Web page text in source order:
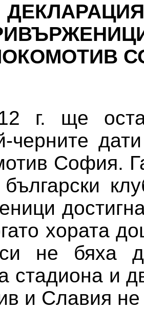
г. ще
черните
София.
хората
не бяха
стадиона и
и Славия не